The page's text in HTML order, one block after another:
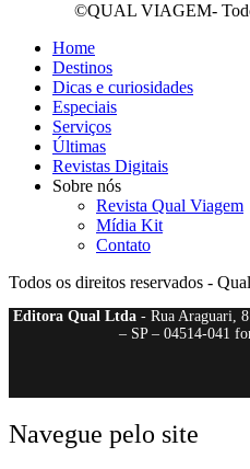
©QUAL VIAGEM-
Home
Destinos
Dicas e curiosidades
Especiais
Serviços
Últimas
Revistas Digitais
Sobre nós
Revista Qual Viagem
Mídia Kit
Contato
Todos os direitos reservados -
Editora Qual Ltda- Rua Araguari,
– SP – 04514-041
Navegue pelo site